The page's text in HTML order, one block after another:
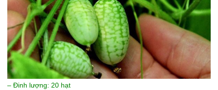
– Đinh lượng: 20 hạt